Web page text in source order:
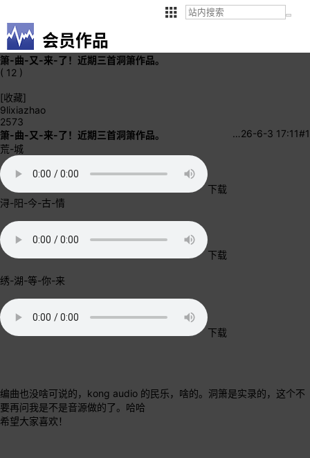
会员作品
箫-曲-又-来-了！近期三首洞箫作品。
( 12 )
[收藏]
9lixiazhao
2573
#1
26-6-3 17:11
…
箫-曲-又-来-了！近期三首洞箫作品。
荒-城
下载
浔-阳-今-古-情
下载
绣-湖-等-你-来
下载
编曲也没啥可说的，kong audio 的民乐，啥的。洞箫是实录的，这个不
要再问我是不是音源做的了。哈哈
希望大家喜欢！